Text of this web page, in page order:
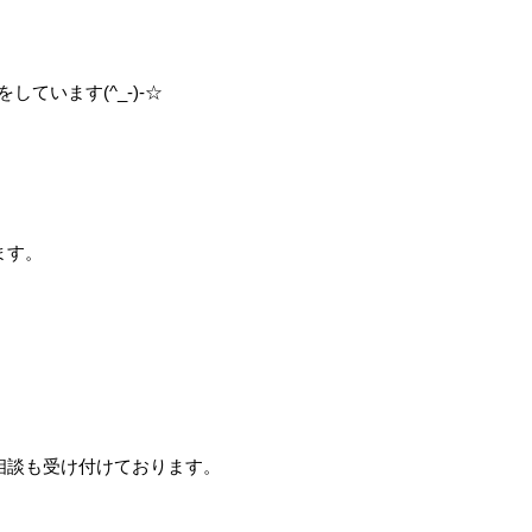
しています(^_-)-☆
。
も受け付けております。